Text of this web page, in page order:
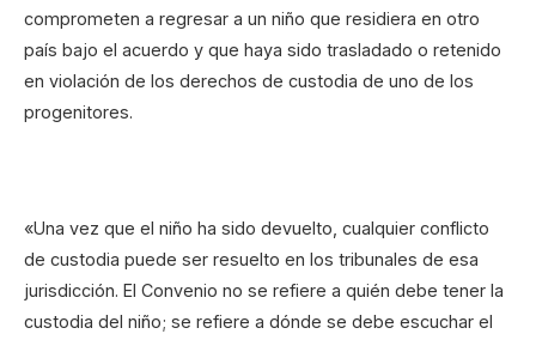
comprometen a regresar a un niño que residiera en otro
país bajo el acuerdo y que haya sido trasladado o retenido
en violación de los derechos de custodia de uno de los
progenitores.
«Una vez que el niño ha sido devuelto, cualquier conflicto
de custodia puede ser resuelto en los tribunales de esa
jurisdicción. El Convenio no se refiere a quién debe tener la
custodia del niño; se refiere a dónde se debe escuchar el